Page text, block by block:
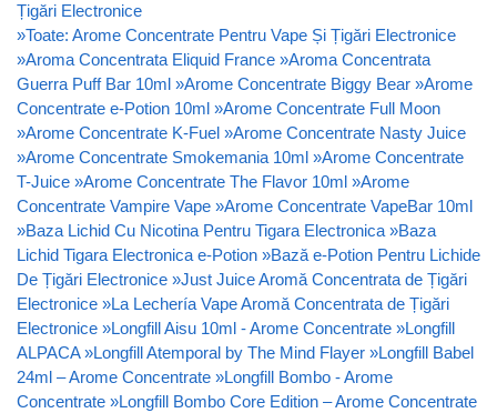
Țigări Electronice
»Toate: Arome Concentrate Pentru Vape Și Țigări Electronice
»Aroma Concentrata Eliquid France »Aroma Concentrata
Guerra Puff Bar 10ml »Arome Concentrate Biggy Bear »Arome
Concentrate e-Potion 10ml »Arome Concentrate Full Moon
»Arome Concentrate K-Fuel »Arome Concentrate Nasty Juice
»Arome Concentrate Smokemania 10ml »Arome Concentrate
T-Juice »Arome Concentrate The Flavor 10ml »Arome
Concentrate Vampire Vape »Arome Concentrate VapeBar 10ml
»Baza Lichid Cu Nicotina Pentru Tigara Electronica »Baza
Lichid Tigara Electronica e-Potion »Bază e-Potion Pentru Lichide
De Țigări Electronice »Just Juice Aromă Concentrata de Țigări
Electronice »La Lechería Vape Aromă Concentrata de Țigări
Electronice »Longfill Aisu 10ml - Arome Concentrate »Longfill
ALPACA »Longfill Atemporal by The Mind Flayer »Longfill Babel
24ml – Arome Concentrate »Longfill Bombo - Arome
Concentrate »Longfill Bombo Core Edition – Arome Concentrate